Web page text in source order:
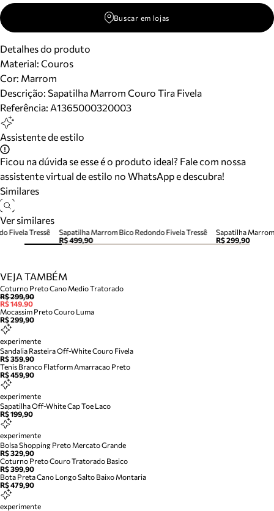
Buscar em lojas
Detalhes do produto
Material: Couros
Cor: Marrom
Descrição: Sapatilha Marrom Couro Tira Fivela
Referência: A1365000320003
Assistente de estilo
Ficou na dúvida se esse é o produto ideal? Fale com nossa
assistente virtual de estilo no WhatsApp e descubra!
Similares
Ver similares
Sapatilha Marrom Bico Redondo Fivela Tressê
R$ 499,90
Sapatilha
R$ 299,90
Fivela Tressê
VEJA TAMBÉM
Coturno Preto Cano Medio Tratorado
R$ 299,90
R$ 149,90
Mocassim Preto Couro Luma
R$ 299,90
experimente
Sandalia Rasteira Off-White Couro Fivela
R$ 359,90
Tenis Branco Flatform Amarracao Preto
R$ 459,90
experimente
Sapatilha Off-White Cap Toe Laco
R$ 199,90
experimente
Bolsa Shopping Preto Mercato Grande
R$ 329,90
Coturno Preto Couro Tratorado Basico
R$ 399,90
Bota Preta Cano Longo Salto Baixo Montaria
R$ 479,90
experimente